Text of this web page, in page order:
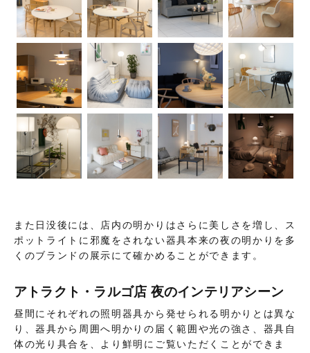
また日没後には、店内の明かりはさらに美しさを増し、ス
ポットライトに邪魔をされない器具本来の夜の明かりを多
くのブランドの展示にて確かめることができます。
アトラクト・ラルゴ店 夜のインテリアシーン
昼間にそれぞれの照明器具から発せられる明かりとは異な
り、器具から周囲へ明かりの届く範囲や光の強さ、器具自
体の光り具合を、より鮮明にご覧いただくことができま